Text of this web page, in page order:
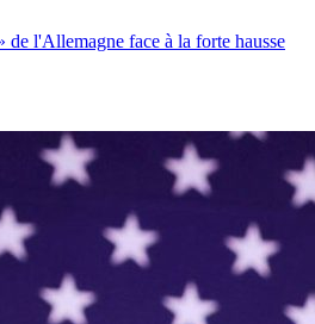
de l'Allemagne face à la forte hausse